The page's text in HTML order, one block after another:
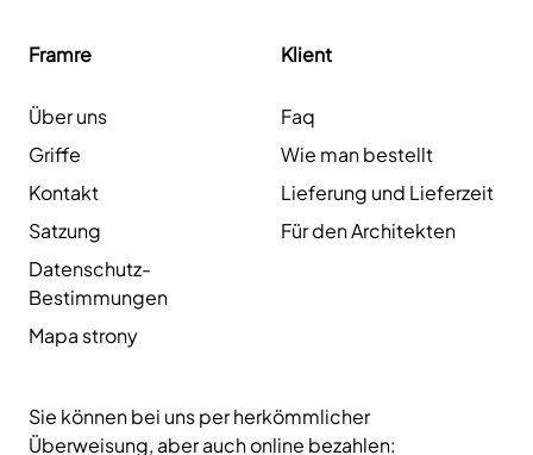
Framre
Über uns
Griffe
Kontakt
Satzung
Datenschutz-
Bestimmungen
Mapa strony
Klient
Faq
Wie man bestellt
Lieferung und Lieferzeit
Für den Architekten
Sie können bei uns per herkömmlicher
Überweisung, aber auch online bezahlen: